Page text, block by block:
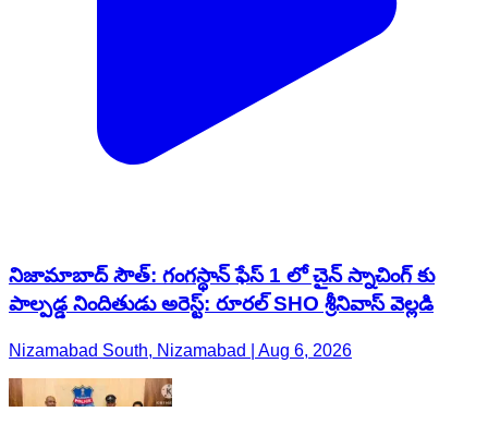
నిజామాబాద్ సౌత్: గంగస్థాన్ ఫేస్ 1 లో చైన్ స్నాచింగ్ కు
పాల్పడ్డ నిందితుడు అరెస్ట్: రూరల్ SHO శ్రీనివాస్ వెల్లడి
Nizamabad South, Nizamabad | Aug 6, 2026